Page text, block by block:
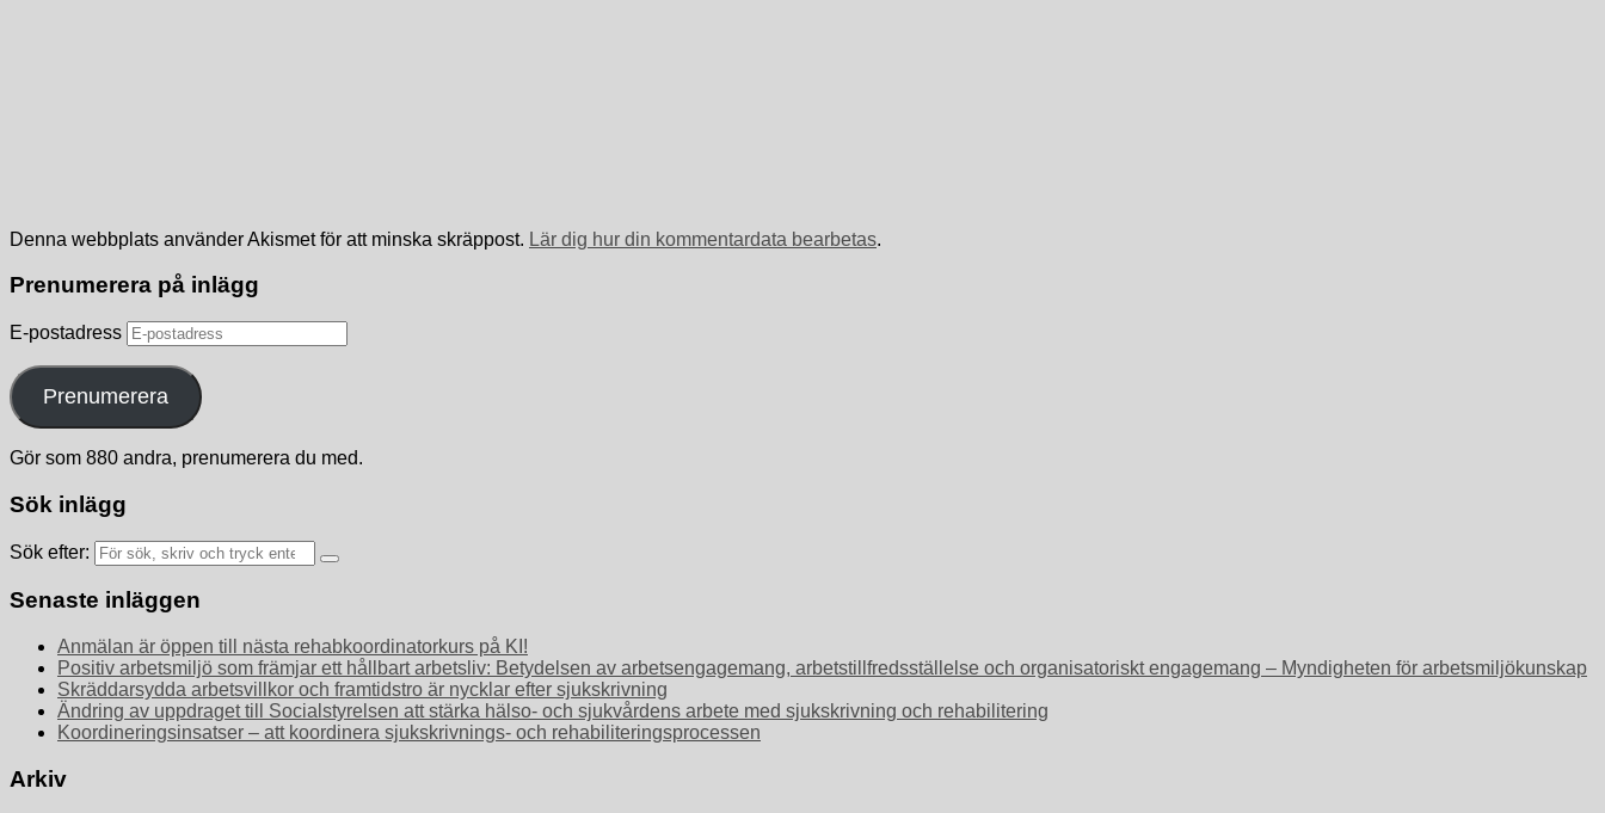
Denna webbplats använder Akismet för att minska skräppost. Lär dig hur din kommentardata bearbetas.
Prenumerera på inlägg
E-postadress
Prenumerera
Gör som 880 andra, prenumerera du med.
Sök inlägg
Sök efter:
Senaste inläggen
Anmälan är öppen till nästa rehabkoordinatorkurs på KI!
Positiv arbetsmiljö som främjar ett hållbart arbetsliv: Betydelsen av arbetsengagemang, arbetstillfredsställelse och organisatoriskt engagemang – Myndigheten för arbetsmiljökunskap
Skräddarsydda arbetsvillkor och framtidstro är nycklar efter sjukskrivning
Ändring av uppdraget till Socialstyrelsen att stärka hälso- och sjukvårdens arbete med sjukskrivning och rehabilitering
Koordineringsinsatser – att koordinera sjukskrivnings- och rehabiliteringsprocessen
Arkiv